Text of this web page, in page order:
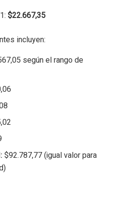
$22.667,35
incluyen:
según el rango de
$92.787,77 (igual valor para